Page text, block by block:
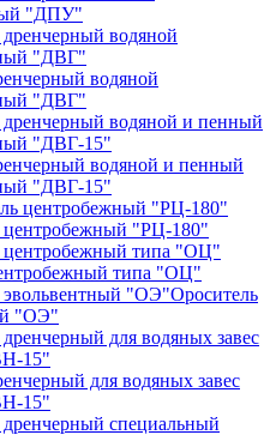
"ДПУ"
водяной
"ДВГ"
водяной и пенный
"ДВГ-15"
центробежный "РЦ-180"
типа "ОЦ"
Ороситель
"ОЭ"
для водяных завес
15"